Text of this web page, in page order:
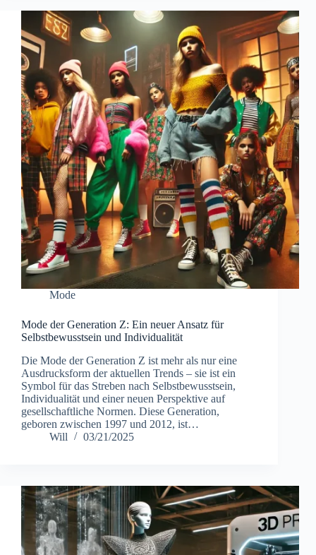
Mode
Mode der Generation Z: Ein neuer Ansatz für
Selbstbewusstsein und Individualität
Die Mode der Generation Z ist mehr als nur eine
Ausdrucksform der aktuellen Trends – sie ist ein
Symbol für das Streben nach Selbstbewusstsein,
Individualität und einer neuen Perspektive auf
gesellschaftliche Normen. Diese Generation,
geboren zwischen 1997 und 2012, ist…
Will
03/21/2025